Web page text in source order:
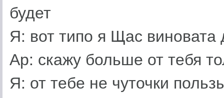
будет
Я: вот типо я Щас виновата
Ар: скажу больше от тебя
Я: от тебе не чуточки